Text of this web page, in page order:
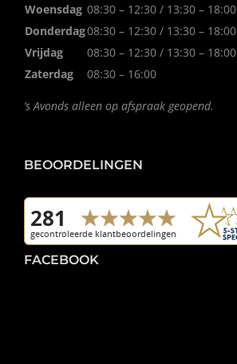
Woensdag 08:30 – 12:30 / 13:30 – 18:00
Donderdag08:30 – 12:30 / 13:30 – 18:00
Vrijdag
08:30 – 12:30 / 13:30 – 18:00
Zaterdag
08:30 – 16:00
’s Avonds alleen op afspraak geopend.
BEOORDELINGEN
FACEBOOK